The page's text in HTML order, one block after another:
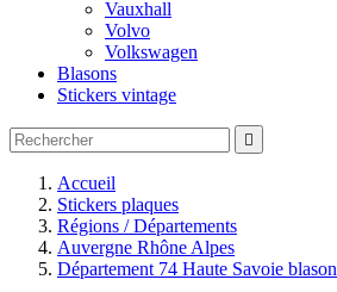
Vauxhall
Volvo
Volkswagen
Blasons
Stickers vintage

Accueil
Stickers plaques
Régions / Départements
Auvergne Rhône Alpes
Département 74 Haute Savoie blason